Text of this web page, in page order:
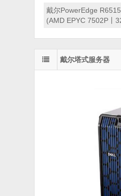
戴尔PowerEdge
(AMD EPYC 7502P丨
RAID卡丨550W冗余电
戴尔塔式服务器